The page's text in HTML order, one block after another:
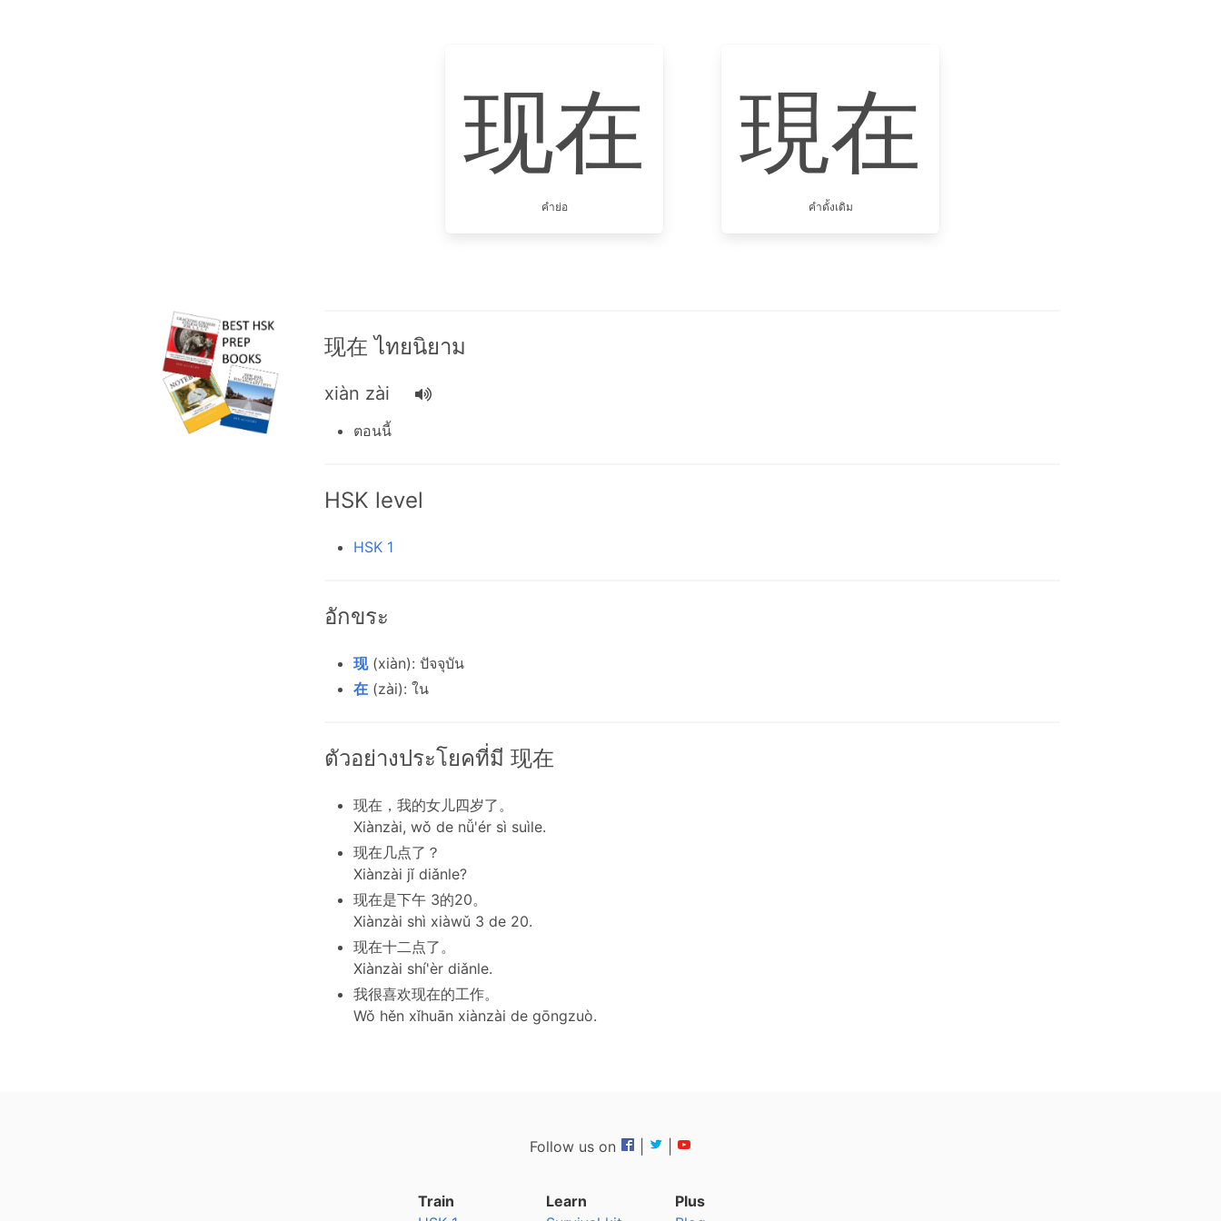
现在
คำย่อ
現在
คำดั้งเดิม
现在 ไทยนิยาม
xiàn zài
ตอนนี้
HSK level
HSK 1
อักขระ
现(xiàn): ปัจจุบัน
在 (zài): ใน
ตัวอย่างประโยคที่มี 现在
现在，我的女儿四岁了。
Xiànzài, wǒ de nǚ'ér sì suìle.
现在几点了？
Xiànzài jǐ diǎnle?
现在是下午 3的20。
Xiànzài shì xiàwǔ 3 de 20.
现在十二点了。
Xiànzài shí'èr diǎnle.
我很喜欢现在的工作。
Wǒ hěn xǐhuān xiànzài de gōngzuò.
Follow us on
Train
Learn
Plus